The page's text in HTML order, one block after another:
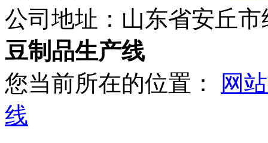
公司地址：山东省安丘
豆制品生产线
您当前所在的位置：
网
线